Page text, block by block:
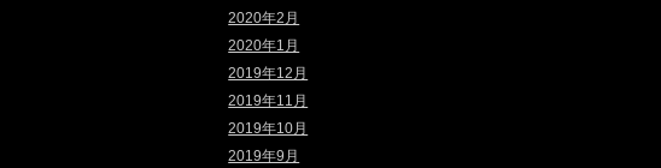
2020年2月
2020年1月
2019年12月
2019年11月
2019年10月
2019年9月